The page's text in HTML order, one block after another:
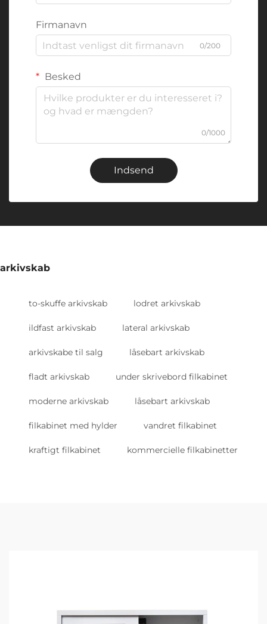
Firmanavn
0/200
Besked
0/1000
Indsend
arkivskab
to-skuffe arkivskab lodret arkivskab
ildfast arkivskab lateral arkivskab
arkivskabe til salg låsebart arkivskab
fladt arkivskab under skrivebord filkabinet
moderne arkivskab låsebart arkivskab
filkabinet med hylder vandret filkabinet
kraftigt filkabinet kommercielle filkabinetter